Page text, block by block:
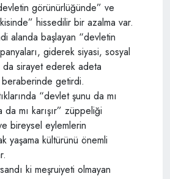
görünürlüğünde” ve
hissedilir bir azalma var.
alanda başlayan “devletin
giderek siyasi, sosyal
da sirayet ederek adeta
getirdi.
“devlet şunu da mı
mı karışır” züppeliği
bireysel eylemlerin
yaşama kültürünü önemli
ki meşruiyeti olmayan